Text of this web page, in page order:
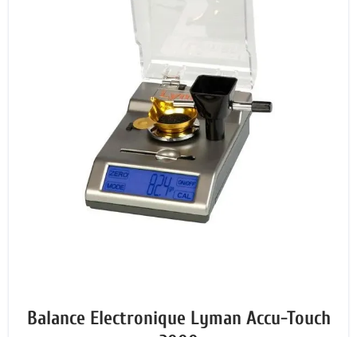
Balance Electronique Lyman Accu-Touch